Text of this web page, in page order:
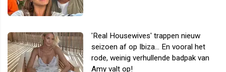
'Real Housewives' trappen nieuw
seizoen af op Ibiza... En vooral het
rode, weinig verhullende badpak van
Amy valt op!